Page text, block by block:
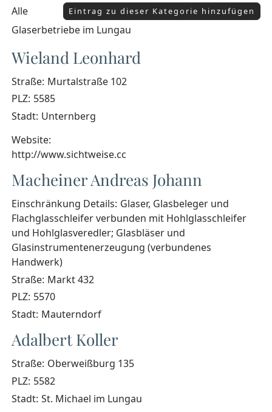
Eintrag zu dieser Kategorie hinzufügen
Alle
Glaserbetriebe im Lungau
Wieland Leonhard
Straße: Murtalstraße 102
PLZ: 5585
Stadt: Unternberg
Website:
http://www.sichtweise.cc
Macheiner Andreas Johann
Einschränkung Details: Glaser, Glasbeleger und
Flachglasschleifer verbunden mit Hohlglasschleifer
und Hohlglasveredler; Glasbläser und
Glasinstrumentenerzeugung (verbundenes
Handwerk)
Straße: Markt 432
PLZ: 5570
Stadt: Mauterndorf
Adalbert Koller
Straße: Oberweißburg 135
PLZ: 5582
Stadt: St. Michael im Lungau